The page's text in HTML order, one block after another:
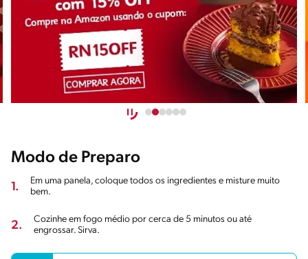
Modo de Preparo
1.
Em uma panela, coloque todos os ingredientes e misture muito
bem.
2.
Cozinhe em fogo médio por cerca de 5 minutos ou até
engrossar. Sirva.